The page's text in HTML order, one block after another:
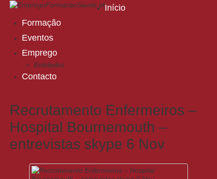
Início
Formação
Eventos
Emprego
Entidades
Contacto
Recrutamento Enfermeiros –
Hospital Bournemouth –
entrevistas skype 6 Nov